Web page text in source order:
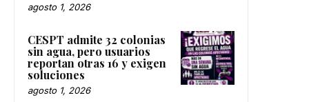
agosto 1, 2026
CESPT admite 32 colonias
sin agua, pero usuarios
reportan otras 16 y exigen
soluciones
agosto 1, 2026